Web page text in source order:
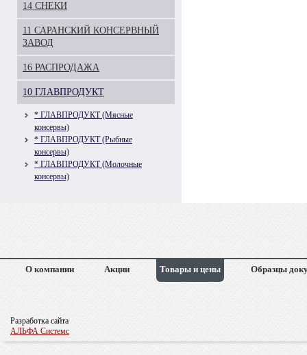
14 СНЕКИ
11 САРАНСКИЙ КОНСЕРВНЫЙ
ЗАВОД
16 РАСПРОДАЖА
10 ГЛАВПРОДУКТ
* ГЛАВПРОДУКТ (Мясные
консервы)
* ГЛАВПРОДУКТ (Рыбные
консервы)
* ГЛАВПРОДУКТ (Молочные
консервы)
О компании Акции Товары и цены Образцы
Разработка сайта
АЛЬФА Системс